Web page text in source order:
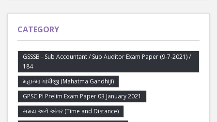
CATEGORY
GSSSB - Sub Accountant / Sub Auditor Exam Paper (9-7-2021) /
184
મહાત્મા ગાંધીજી (Mahatma Gandhiji)
GPSC PI Prelim Exam Paper 03 January 2021
સમય અને અંતર (Time and Distance)